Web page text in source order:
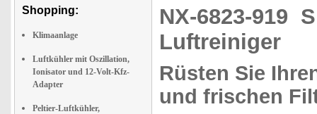
Shopping:
Klimaanlage
Luftkühler mit Oszillation,
Ionisator und 12-Volt-Kfz-
Adapter
Peltier-Luftkühler,
NX-6823-919
Luftreiniger
Rüsten Sie
und frischen